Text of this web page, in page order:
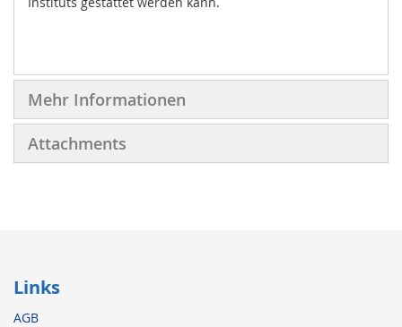
Mehr Informationen
Attachments
Links
AGB